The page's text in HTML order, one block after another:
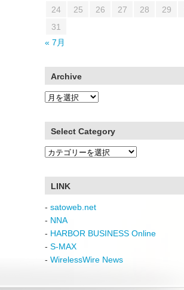
24
25 26 27 28 29
31
« 7月
Archive
Archive
Select Category
Select
LINK
- satoweb.net
- NNA
- HARBOR BUSINESS Online
- S-MAX
- WirelessWire News